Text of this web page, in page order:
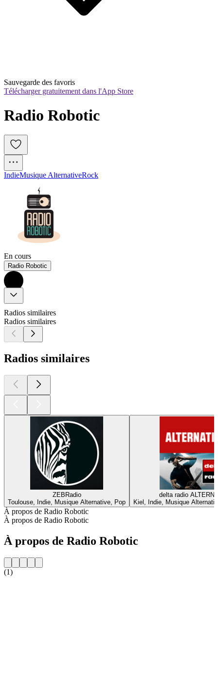
Sauvegarde des favoris
Télécharger gratuitement dans l'App Store
Radio Robotic
IndieMusique AlternativeRock
En cours
Radio Robotic
Radios similaires
Radios similaires
Radios similaires
ZEBRadio
Toulouse, Indie, Musique Alternative, Pop
delta radio
Kiel, Indie, Musique
À propos de Radio Robotic
À propos de Radio Robotic
À propos de Radio Robotic
(1)